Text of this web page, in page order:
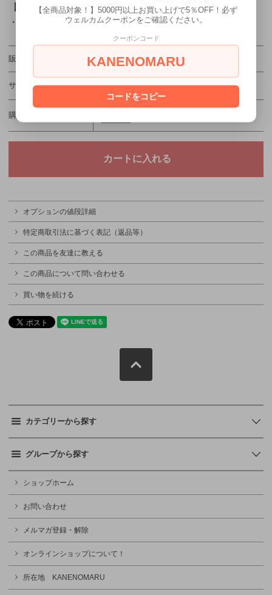
【素材】
・ポリエステル100％
販売価格 1,980円(税込)
サイズ
購入数
オプションの値段詳細
特定商取引法に基づく表記（返品等）
この商品を友達に教える
この商品について問い合わせる
買い物を続ける
カテゴリーから探す
グループから探す
ショップホーム
お問い合わせ
メルマガ登録・解除
オンラインショップについて！
所在地 KANENOMARU
【全商品対象！】5000円以上お買い上げで5％OFF！必ず
ウェルカムクーポンをご確認ください。
クーポンコード
KANENOMARU
コードをコピー